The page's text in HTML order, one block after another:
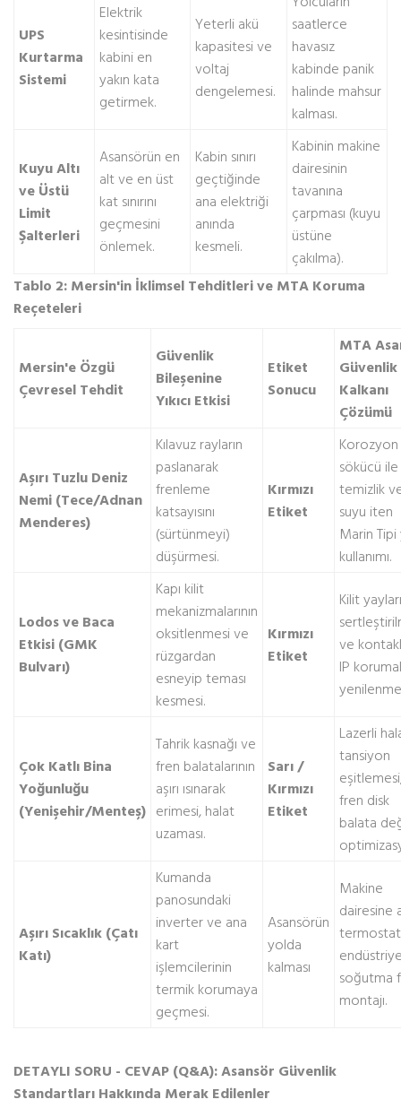
UPS
Kurtarma
Sistemi
Elektrik
kesintisinde
kabini en
yakın kata
getirmek.
Yeterli akü
kapasitesi ve
voltaj
dengelemesi.
saatlerce
havasız
kabinde panik
halinde mahsur
kalması.
Kuyu Altı
ve Üstü
Limit
Şalterleri
Asansörün en
alt ve en üst
kat sınırını
geçmesini
önlemek.
Kabin sınırı
geçtiğinde
ana elektriği
anında
kesmeli.
Kabinin makine
dairesinin
tavanına
çarpması (kuyu
üstüne
çakılma).
Tablo 2: Mersin'in İklimsel Tehditleri ve MTA Koruma
Reçeteleri
Mersin'e Özgü
Çevresel Tehdit
Güvenlik
Bileşenine
Yıkıcı Etkisi
Etiket
Sonucu
MTA
Güvenlik
Kalkanı
Çözümü
Aşırı Tuzlu Deniz
Nemi (Tece/Adnan
Menderes)
Kılavuz rayların
paslanarak
frenleme
katsayısını
(sürtünmeyi)
düşürmesi.
Kırmızı
Etiket
Korozyon
sökücü ile
temizlik
suyu iten
Marin
kullanımı.
Lodos ve Baca
Etkisi (GMK
Bulvarı)
Kapı kilit
mekanizmalarının
oksitlenmesi ve
rüzgardan
esneyip teması
kesmesi.
Kırmızı
Etiket
Kilit
ve
IP
Çok Katlı Bina
Yoğunluğu
(Yenişehir/Menteş)
Tahrik kasnağı ve
fren balatalarının
aşırı ısınarak
erimesi, halat
uzaması.
Sarı /
Kırmızı
Etiket
Lazerli
tansiyon
fren disk
balata
Aşırı Sıcaklık (Çatı
Katı)
Kumanda
panosundaki
inverter ve ana
kart
işlemcilerinin
termik korumaya
geçmesi.
Asansörün
yolda
kalması
Makine
dairesine
soğutma
montajı.
DETAYLI SORU - CEVAP (Q&A): Asansör Güvenlik
Standartları Hakkında Merak Edilenler